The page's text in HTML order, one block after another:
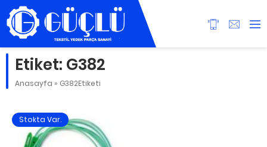
Etiket: G382
Anasayfa » G382Etiketi
Stokta Var.